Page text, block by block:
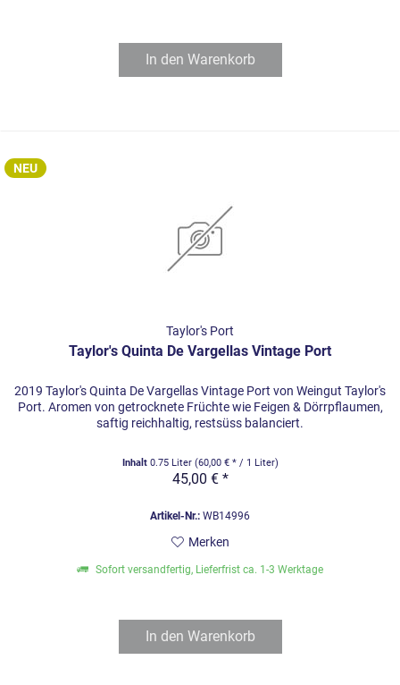
In den Warenkorb
NEU
Taylor's Port
Taylor's Quinta De Vargellas Vintage Port
2019 Taylor's Quinta De Vargellas Vintage Port von Weingut Taylor's
Port. Aromen von getrocknete Früchte wie Feigen & Dörrpflaumen,
saftig reichhaltig, restsüss balanciert.
Inhalt 0.75 Liter (60,00 € * / 1 Liter)
45,00 € *
Artikel-Nr.: WB14996
Merken
Sofort versandfertig, Lieferfrist ca. 1-3 Werktage
In den Warenkorb